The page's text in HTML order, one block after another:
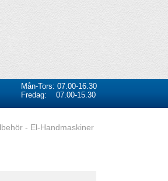
Mån-Tors: 07.00-16.30
Fredag: 07.00-15.30
- El-Handmaskiner